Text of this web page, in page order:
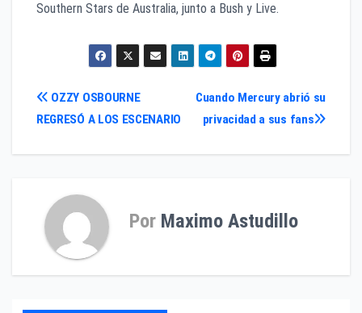
Southern Stars de Australia, junto a Bush y Live.
Navegación
Cuando Mercury abrió su
privacidad a sus fans
OZZY OSBOURNE
REGRESÓ A LOS ESCENARIO
Por Maximo Astudillo